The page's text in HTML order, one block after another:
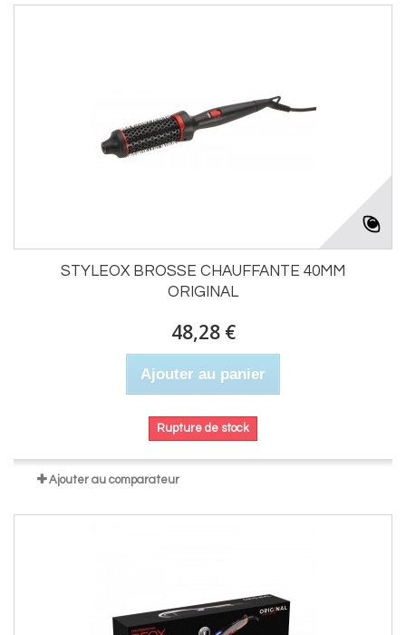
STYLEOX BROSSE CHAUFFANTE 40MM
ORIGINAL
48,28 €
Ajouter au panier
Rupture de stock
Ajouter au comparateur